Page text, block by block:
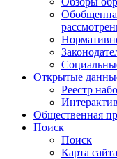
Открытые
Реестр
Общественная
Поиск
Поиск
Карта сайта